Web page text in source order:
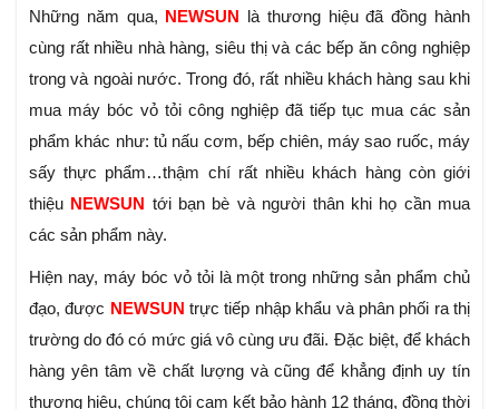
Những năm qua, NEWSUN là thương hiệu đã đồng hành
cùng rất nhiều nhà hàng, siêu thị và các bếp ăn công nghiệp
trong và ngoài nước. Trong đó, rất nhiều khách hàng sau khi
mua máy bóc vỏ tỏi công nghiệp đã tiếp tục mua các sản
phẩm khác như: tủ nấu cơm, bếp chiên, máy sao ruốc, máy
sấy thực phẩm…thậm chí rất nhiều khách hàng còn giới
thiệu NEWSUN tới bạn bè và người thân khi họ cần mua
các sản phẩm này.
Hiện nay, máy bóc vỏ tỏi là một trong những sản phẩm chủ
đạo, được NEWSUN trực tiếp nhập khẩu và phân phối ra thị
trường do đó có mức giá vô cùng ưu đãi. Đặc biệt, đểkhách
hàng yên tâm về chất lượng và cũng để khẳng định uy tín
thương hiệu, chúng tôi cam kết bảo hành 12 tháng, đồng thời